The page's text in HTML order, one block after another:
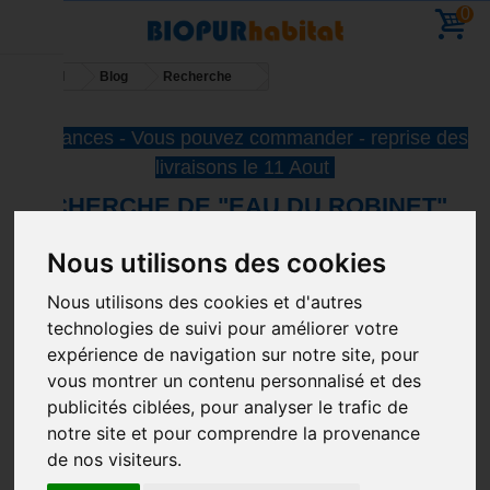
Nous utilisons des cookies
Nous utilisons des cookies et d'autres
technologies de suivi pour améliorer votre
expérience de navigation sur notre site, pour
vous montrer un contenu personnalisé et des
publicités ciblées, pour analyser le trafic de
notre site et pour comprendre la provenance
de nos visiteurs.
0
Blog Recherche
Vacances - Vous pouvez commander - reprise des
livraisons le 11 Aout
RECHERCHE DE"EAU DU ROBINET"
13 de résultats ont été trouvés.